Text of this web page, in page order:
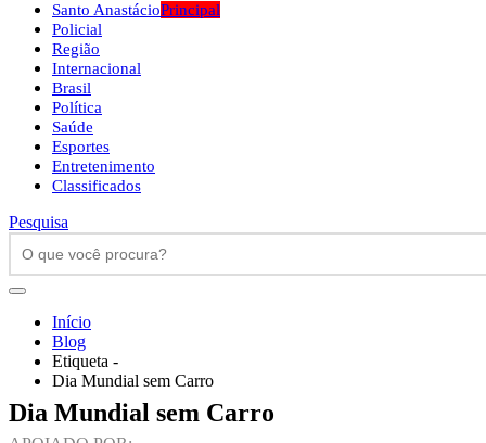
Santo AnastácioPrincipal
Policial
Região
Internacional
Brasil
Política
Saúde
Esportes
Entretenimento
Classificados
Pesquisa
Início
Blog
Etiqueta -
Dia Mundial sem Carro
Dia Mundial sem Carro